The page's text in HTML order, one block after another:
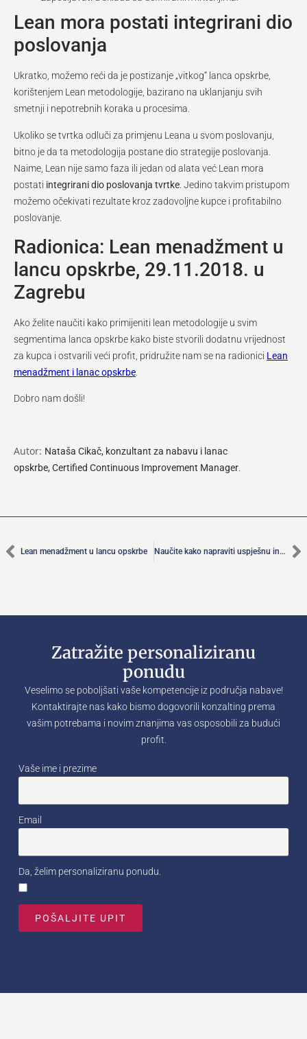
Lean mora postati integrirani dio
poslovanja
Ukratko, možemo reći da je postizanje „vitkog“ lanca opskrbe,
korištenjem Lean metodologije, bazirano na uklanjanju svih
smetnji i nepotrebnih koraka u procesima.
Ukoliko se tvrtka odluči za primjenu Leana u svom poslovanju,
bitno je da ta metodologija postane dio strategije poslovanja.
Naime, Lean nije samo faza ili jedan od alata već Lean mora
postati integrirani dio poslovanja tvrtke . Jedino takvim pristupom
možemo očekivati rezultate kroz zadovoljne kupce i profitabilno
poslovanje.
Radionica: Lean menadžment u
lancu opskrbe, 29.11.2018. u
Zagrebu
Ako želite naučiti kako primijeniti lean metodologije u svim
segmentima lanca opskrbe kako biste stvorili dodatnu vrijednost
za kupca i ostvarili veći profit, pridružite nam se na radionici Lean
menadžment i lanac opskrbe
Dobro nam došli!
Autor: Nataša Cikač, konzultant za nabavu i lanac
opskrbe, Certified Continuous Improvement Manager
Lean menadžment u lancu opskrbe Naučite kako napraviti uspješnu inventuru
Zatražite personaliziranu
ponudu
Veselimo se poboljšati vaše kompetencije iz područja nabave!
Kontaktirajte nas kako bismo dogovorili konzalting prema
vašim potrebama i novim znanjima vas osposobili za budući
profit.
Vaše ime i prezime
Email
Da, želim personaliziranu ponudu.
POŠALJITE UPIT